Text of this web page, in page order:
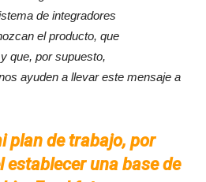
de integradores
el producto, que
que, por supuesto,
ayuden a llevar este mensaje a
plan de trabajo, por
establecer una base de